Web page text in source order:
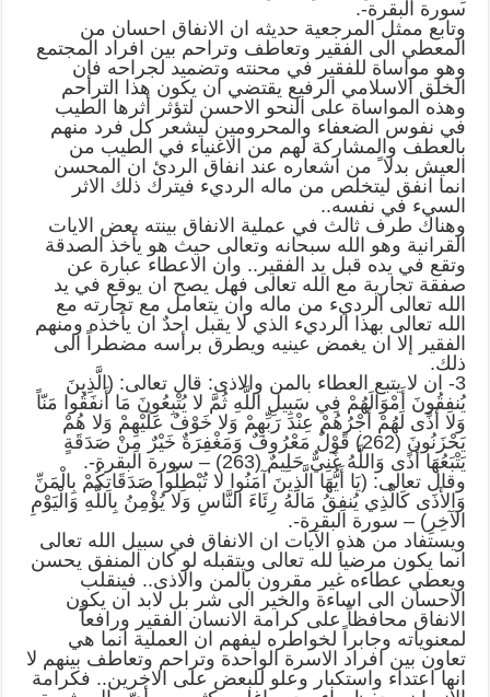
سورة البقرة-.
وتابع ممثل المرجعية حديثه ان الانفاق احسان من
المعطي الى الفقير وتعاطف وتراحم بين افراد المجتمع
وهو مواساة للفقير في محنته وتضميد لجراحه فإن
الخلق الاسلامي الرفيع يقتضي ان يكون هذا التراحم
وهذه المواساة على النحو الاحسن لتؤثر أثرها الطيب
في نفوس الضعفاء والمحرومين ليشعر كل فرد منهم
بالعطف والمشاركة لهم من الاغنياء في الطيب من
العيش بدلا ً من اشعاره عند انفاق الردئ ان المحسن
انما انفق ليتخلص من ماله الرديء فيترك ذلك الاثر
السيء في نفسه..
وهناك طرف ثالث في عملية الانفاق بينته بعض الايات
القرانية وهو الله سبحانه وتعالى حيث هو يأخذ الصدقة
وتقع في يده قبل يد الفقير.. وان الاعطاء عبارة عن
صفقة تجارية مع الله تعالى فهل يصح ان يوقع في يد
الله تعالى الرديء من ماله وان يتعامل مع تجارته مع
الله تعالى بهذا الرديء الذي لا يقبل احدٌ ان يأخذه ومنهم
الفقير إلا ان يغمض عينيه ويطرق برأسه مضطراً الى
ذلك.
3- ان لا يتبع العطاء بالمن والاذى: قال تعالى: (الَّذِينَ
يُنفِقُونَ أَمْوَالَهُمْ فِي سَبِيلِ اللَّهِ ثُمَّ لا يُتْبِعُونَ مَا أَنفَقُوا مَنّاً
وَلا أَذًى لَهُمْ أَجْرُهُمْ عِنْدَ رَبِّهِمْ وَلا خَوْفٌ عَلَيْهِمْ وَلا هُمْ
يَحْزَنُونَ (262) قَوْلٌ مَعْرُوفٌ وَمَغْفِرَةٌ خَيْرٌ مِنْ صَدَقَةٍ
يَتْبَعُهَا أَذًى وَاللَّهُ غَنِيٌّ حَلِيمٌ (263) – سورة البقرة-.
وقال تعالى: (يَا أَيُّهَا الَّذِينَ آمَنُوا لا تُبْطِلُوا صَدَقَاتِكُمْ بِالْمَنِّ
وَالأَذَى كَالَّذِي يُنفِقُ مَالَهُ رِئَاءَ النَّاسِ وَلا يُؤْمِنُ بِاللَّهِ وَالْيَوْمِ
الآخِرِ) – سورة البقرة-.
ويستفاد من هذه الآيات ان الانفاق في سبيل الله تعالى
انما يكون مرضياً لله تعالى ويتقبله لو كان المنفق يحسن
ويعطي عطاءه غير مقرون بالمن والاذى.. فينقلب
الاحسان الى اساءة والخير الى شر بل لابد ان يكون
الانفاق محافظاً على كرامة الانسان الفقير ورافعاً
لمعنوياته وجابراً لخواطره ليفهم ان العملية انما هي
تعاون بين افراد الاسرة الواحدة وتراحم وتعاطف بينهم لا
انها اعتداء واستكبار وعلو للبعض على الاخرين.. فكرامة